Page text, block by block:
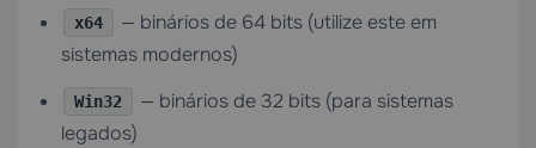
x64
— binários de 64 bits (utilize este em
sistemas modernos)
Win32
— binários de 32 bits (para sistemas
legados)